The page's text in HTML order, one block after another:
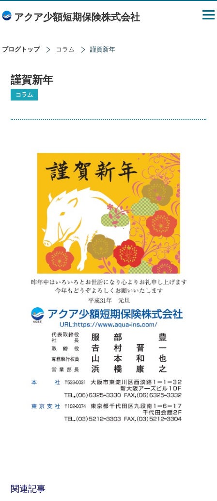
アクア少額短期保険株式会社
ブログトップ コラム 謹賀新年
謹賀新年
コラム
関連記事